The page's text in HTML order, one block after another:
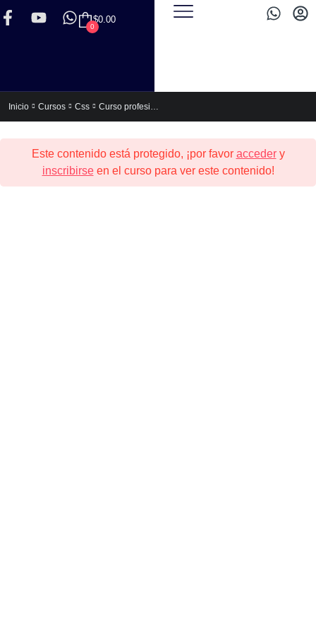
$0.00
0
Inicio Cursos Css Curso profesional de HTML5 y CSS3
Este contenido está protegido, ¡por favor accedery
inscribirseen el curso para ver este contenido!